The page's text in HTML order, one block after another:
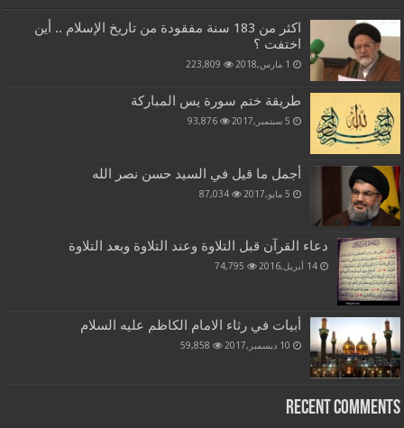
اكثر من 183 سنة مفقودة من تاريخ الإسلام .. أين
اختفت ؟
1 مارس,2018 223,809
طريقة ختم سورة يس المباركة
5 سبتمبر,2017 93,876
أجمل ما قيل في السيد حسن نصر الله
5 مايو,2017 87,034
دعاء القرآن قبل التلاوة وعند التلاوة وبعد التلاوة
14 أبريل,2016 74,795
أبيات في رثاء الامام الكاظم عليه السلام
10 ديسمبر,2017 59,858
Recent Comments